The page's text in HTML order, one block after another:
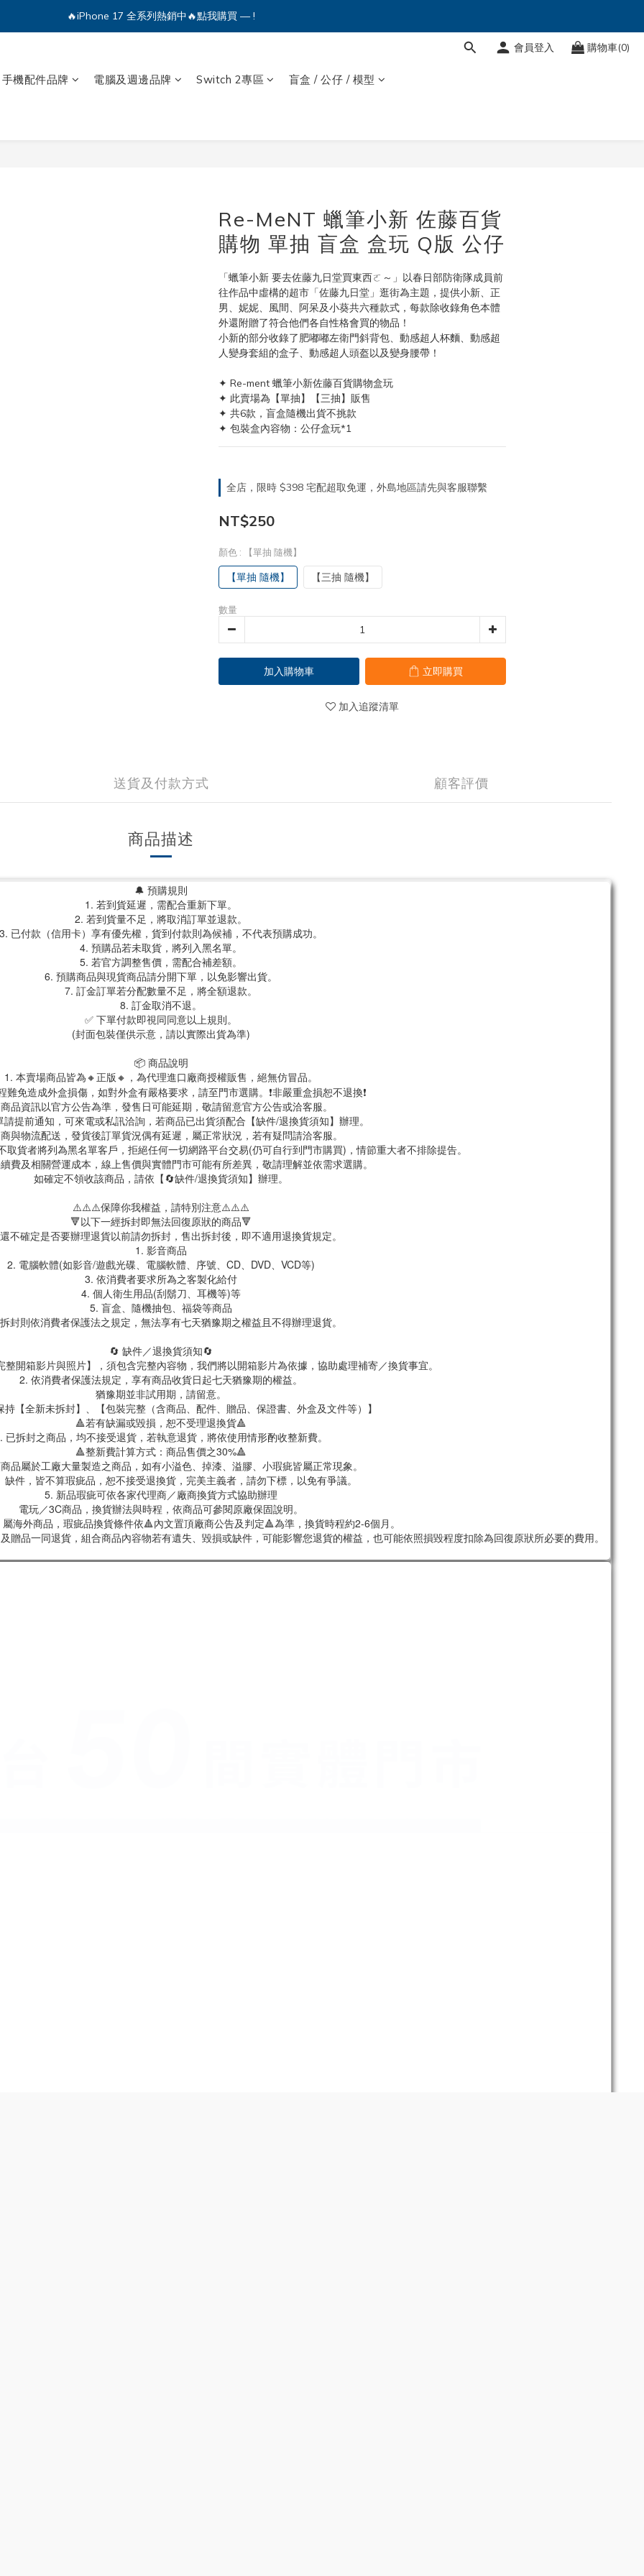
🔥iPhone 17 全系列熱銷中🔥點我購買 — !
🔥iPhone 17 全系列熱銷中🔥點我購買 — !
🔥iPhone 17 全系列熱銷中🔥點我購買 — !
會員登入 購物車(0)
手機配件品牌 電腦及週邊品牌 Switch 2專區 盲盒 / 公仔 / 模型
Re-MeNT 蠟筆小新 佐藤百貨
購物 單抽 盲盒 盒玩 Q版 公仔
「蠟筆小新 要去佐藤九日堂買東西ㄛ～」以春日部防衛隊成員前
往作品中虛構的超市「佐藤九日堂」逛街為主題，提供小新、正
男、妮妮、風間、阿呆及小葵共六種款式，每款除收錄角色本體
外還附贈了符合他們各自性格會買的物品！
小新的部分收錄了肥嘟嘟左衛門斜背包、動感超人杯麵、動感超
人變身套組的盒子、動感超人頭盔以及變身腰帶！
✦ Re-ment 蠟筆小新佐藤百貨購物盒玩
✦ 此賣場為【單抽】【三抽】販售
✦ 共6款，盲盒隨機出貨不挑款
✦ 包裝盒內容物：公仔盒玩*1
全店，限時 $398 宅配超取免運，外島地區請先與客服聯繫
NT$250
顏色 : 【單抽 隨機】
【單抽 隨機】 【三抽 隨機】
數量
加入購物車 立即購買
加入追蹤清單
送貨及付款方式 顧客評價
商品描述
🔔 預購規則
1. 若到貨延遲，需配合重新下單。
2. 若到貨量不足，將取消訂單並退款。
3. 已付款（信用卡）享有優先權，貨到付款則為候補，不代表預購成功。
4. 預購品若未取貨，將列入黑名單。
5. 若官方調整售價，需配合補差額。
6. 預購商品與現貨商品請分開下單，以免影響出貨。
7. 訂金訂單若分配數量不足，將全額退款。
8. 訂金取消不退。
✅ 下單付款即視同同意以上規則。
(封面包裝僅供示意，請以實際出貨為準)
📦 商品說明
1. 本賣場商品皆為🔸正版🔸，為代理進口廠商授權販售，絕無仿冒品。
難免造成外盒損傷，如對外盒有嚴格要求，請至門市選購。❗非嚴重盒損恕不退換❗
品資訊以官方公告為準，發售日可能延期，敬請留意官方公告或洽客服。
提前通知，可來電或私訊洽詢，若商品已出貨須配合【缺件/退換貨須知】辦理。
與物流配送，發貨後訂單貨況偶有延遲，屬正常狀況，若有疑問請洽客服。
貨者將列為黑名單客戶，拒絕任何一切網路平台交易(仍可自行到門市購買)，情節重大者不排除提告。
費及相關營運成本，線上售價與實體門市可能有所差異，敬請理解並依需求選購。
如確定不領收該商品，請依【🔄缺件/退換貨須知】辦理。
⚠️⚠️⚠️保障你我權益，請特別注意⚠️⚠️⚠️
🔻以下一經拆封即無法回復原狀的商品🔻
不確定是否要辦理退貨以前請勿拆封，售出拆封後，即不適用退換貨規定。
1. 影音商品
2. 電腦軟體(如影音/遊戲光碟、電腦軟體、序號、CD、DVD、VCD等)
3. 依消費者要求所為之客製化給付
4. 個人衛生用品(刮鬍刀、耳機等)等
5. 盲盒、隨機抽包、福袋等商品
封則依消費者保護法之規定，無法享有七天猶豫期之權益且不得辦理退貨。
🔄 缺件／退換貨須知🔄
開箱影片與照片】，須包含完整內容物，我們將以開箱影片為依據，協助處理補寄／換貨事宜。
2. 依消費者保護法規定，享有商品收貨日起七天猶豫期的權益。
猶豫期並非試用期，請留意。
持【全新未拆封】、【包裝完整（含商品、配件、贈品、保證書、外盒及文件等）】
🔺若有缺漏或毀損，恕不受理退換貨🔺
已拆封之商品，均不接受退貨，若執意退貨，將依使用情形酌收整新費。
🔺整新費計算方式：商品售價之30%🔺
品屬於工廠大量製造之商品，如有小溢色、掉漆、溢膠、小瑕疵皆屬正常現象。
缺件，皆不算瑕疵品，恕不接受退換貨，完美主義者，請勿下標，以免有爭議。
5. 新品瑕疵可依各家代理商／廠商換貨方式協助辦理
電玩／3C商品，換貨辦法與時程，依商品可參閱原廠保固說明。
海外商品，瑕疵品換貨條件依🔺內文置頂廠商公告及判定🔺為準，換貨時程約2-6個月。
品一同退貨，組合商品內容物若有遺失、毀損或缺件，可能影響您退貨的權益，也可能依照損毀程度扣除為回復原狀所必要的費用。